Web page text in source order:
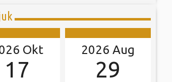
Okt
17
2026 Aug
29